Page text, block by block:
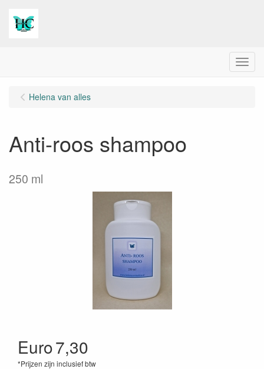
Menu
Helena van alles
Anti-roos shampoo
250 ml
Euro7,30
*Prijzen zijn inclusief btw